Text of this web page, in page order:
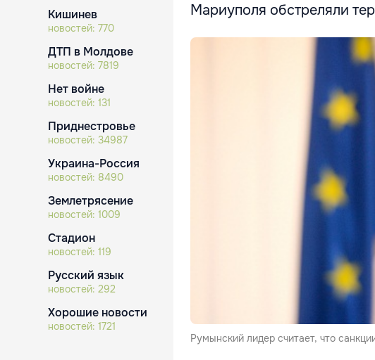
Кишинев
новостей: 770
ДТП в Молдове
новостей: 7819
Нет войне
новостей: 131
Приднестровье
новостей: 34987
Украина-Россия
новостей: 8490
Землетрясение
новостей: 1009
Стадион
новостей: 119
Русский язык
новостей: 292
Хорошие новости
новостей: 1721
Мариуполя обстреляли
Румынский лидер считает, что